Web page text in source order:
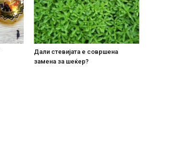
Дали стевијата е совршена
замена за шеќер?